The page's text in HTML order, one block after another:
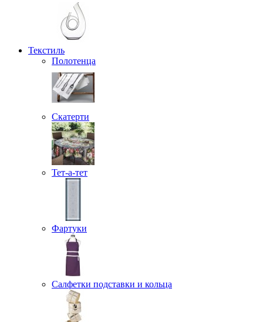
Текстиль
Полотенца
Скатерти
Тет-а-тет
Фартуки
Салфетки подставки и кольца